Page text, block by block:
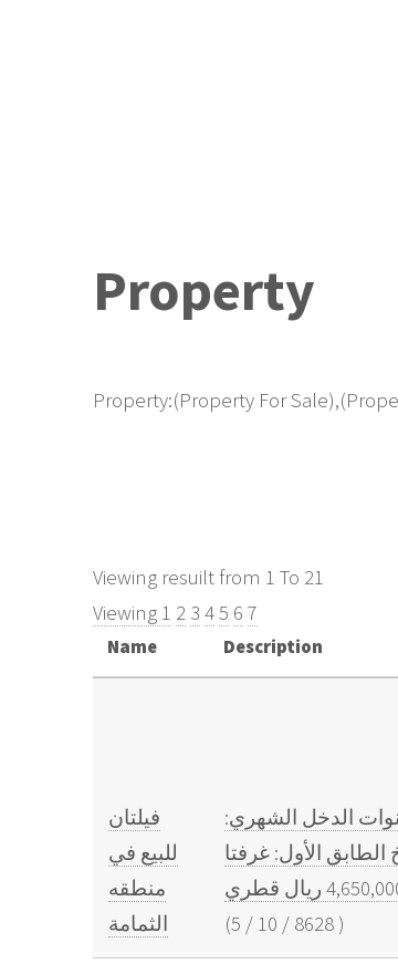
Property
Property:(Property For
Viewing resuilt from 1 To 21
Viewing 1 2 3 45 6 7
Name Description
فيلتان
للبيع في
منطقه
الثمامة
الثمامة مساحة الأرض: 622 مترا مربعا مساحة البناء: 660 مترا مربعا عمر البناء: 6 سنوات الدخل الشهري:
الأول: غرفتا
(5 / 10 / 8628 )